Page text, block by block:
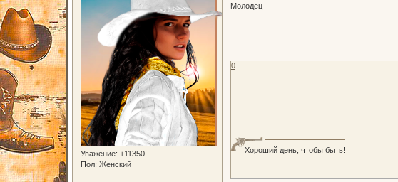
Уважение: +11350
Пол: Женский
Молодец
Хороший день, чтобы быть!
0